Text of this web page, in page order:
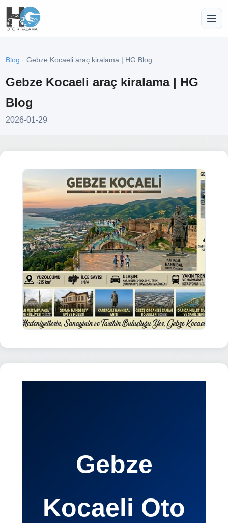
Blog · Gebze Kocaeli araç kiralama | HG Blog
Gebze Kocaeli araç kiralama | HG
Blog
2026-01-29
Gebze
Kocaeli Oto